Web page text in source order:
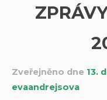
Zveřejněno dne 13.
evaandrejsova